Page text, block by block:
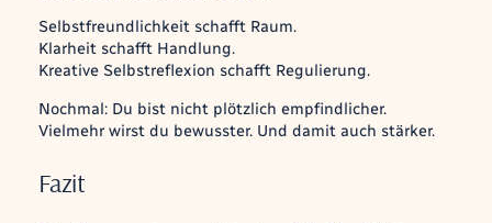
Selbstfreundlichkeit schafft Raum.
Klarheit schafft Handlung.
Kreative Selbstreflexion schafft Regulierung.
Nochmal: Du bist nicht plötzlich empfindlicher.
Vielmehr wirst du bewusster. Und damit auch stärker.
Fazit